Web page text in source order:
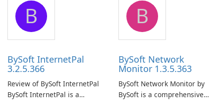
ensure the continuous and
uninterrupted operation of
your computer system.
to easily browse and manage
shared folders on their
network.
B
BySoft InternetPal
3.2.5.366
Review of BySoft InternetPal
BySoft InternetPal is a
B
BySoft Network
Monitor 1.3.5.363
BySoft Network Monitor by
BySoft is a comprehensive